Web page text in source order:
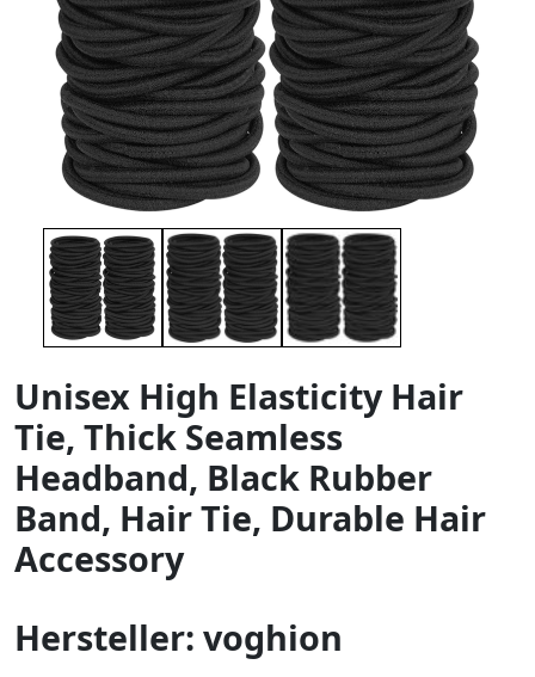
Unisex High Elasticity Hair
Tie, Thick Seamless
Headband, Black Rubber
Band, Hair Tie, Durable Hair
Accessory
Hersteller: voghion